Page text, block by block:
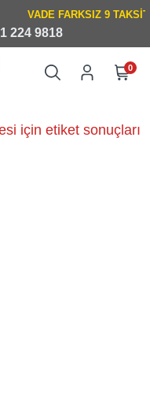
224 9818
0
için etiket sonuçları